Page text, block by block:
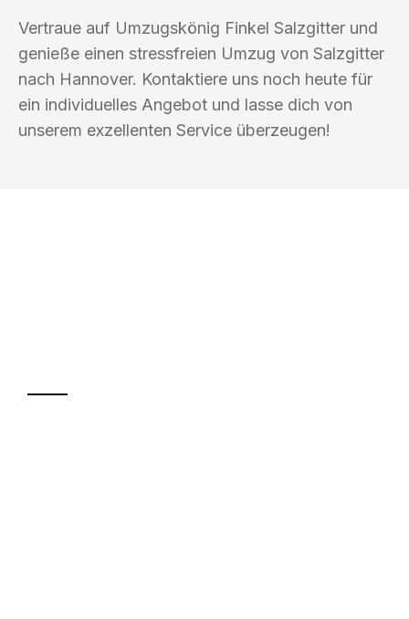
Vertraue auf Umzugskönig Finkel Salzgitter und
genieße einen stressfreien Umzug von Salzgitter
nach Hannover. Kontaktiere uns noch heute für
ein individuelles Angebot und lasse dich von
unserem exzellenten Service überzeugen!